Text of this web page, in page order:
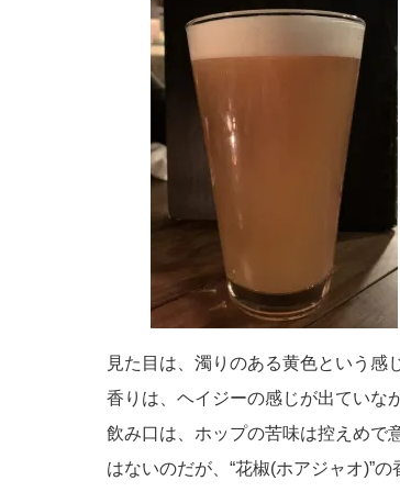
見た目は、濁りのある黄色という感
香りは、ヘイジーの感じが出ていな
飲み口は、ホップの苦味は控えめで
はないのだが、“花椒(ホアジャオ)”